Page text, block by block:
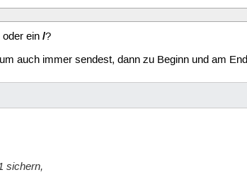
oder ein /?
auch immer sendest, dann zu Beginn und am
sichern,